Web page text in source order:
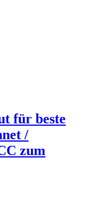
für beste
/
zum